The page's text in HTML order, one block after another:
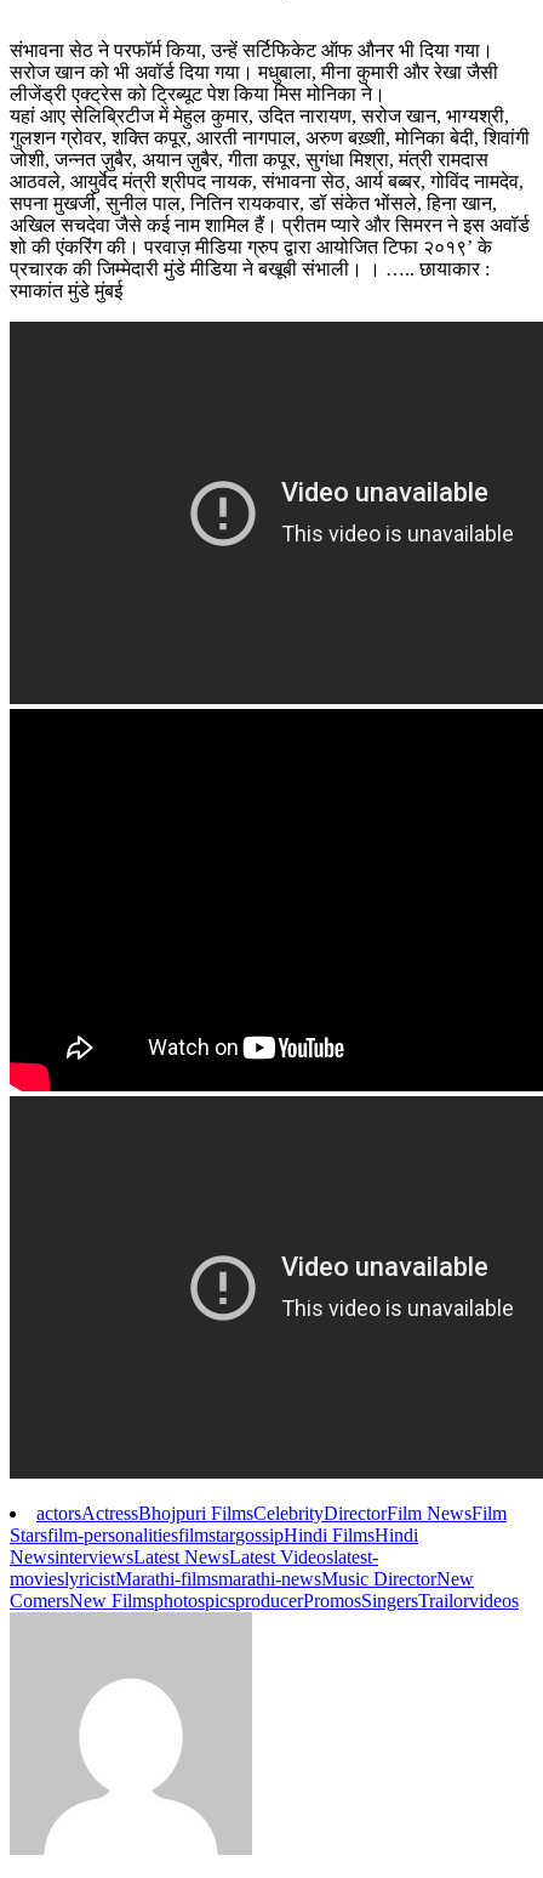
संभावना सेठ ने परफॉर्म किया, उन्हें सर्टिफिकेट ऑफ औनर भी दिया गया।
सरोज खान को भी अवॉर्ड दिया गया। मधुबाला, मीना कुमारी और रेखा जैसी
लीजेंड्री एक्ट्रेस को ट्रिब्यूट पेश किया मिस मोनिका ने।
यहां आए सेलिब्रिटीज में मेहुल कुमार, उदित नारायण, सरोज खान, भाग्यश्री,
गुलशन ग्रोवर, शक्ति कपूर, आरती नागपाल, अरुण बख़्शी, मोनिका बेदी, शिवांगी
जोशी, जन्नत ज़ुबैर, अयान ज़ुबैर, गीता कपूर, सुगंधा मिश्रा, मंत्री रामदास
आठवले, आयुर्वेद मंत्री श्रीपद नायक, संभावना सेठ, आर्य बब्बर, गोविंद नामदेव,
सपना मुखर्जी, सुनील पाल, नितिन रायकवार, डॉ संकेत भोंसले, हिना खान,
अखिल सचदेवा जैसे कई नाम शामिल हैं। प्रीतम प्यारे और सिमरन ने इस अवॉर्ड
शो की एंकरिंग की। परवाज़ मीडिया ग्रुप द्वारा आयोजित टिफा २०१९’ के
प्रचारक की जिम्मेदारी मुंडे मीडिया ने बखूबी संभाली। । ….. छायाकार :
रमाकांत मुंडे मुंबई
actorsActressBhojpuri FilmsCelebrityDirectorFilm NewsFilm
Starsfilm-personalitiesfilmstargossipHindi FilmsHindi
NewsinterviewsLatest NewsLatest Videoslatest-
movieslyricistMarathi-filmsmarathi-newsMusic DirectorNew
ComersNew FilmsphotospicsproducerPromosSingersTrailorvideos